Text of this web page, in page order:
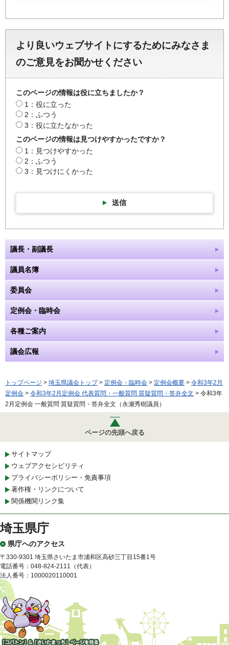
より良いウェブサイトにするためにみなさま
のご意見をお聞かせください
このページの情報は役に立ちましたか？
1：役に立った
2：ふつう
3：役に立たなかった
このページの情報は見つけやすかったですか？
1：見つけやすかった
2：ふつう
3：見つけにくかった
送信
議長・副議長
議員名簿
委員会
定例会・臨時会
各種ご案内
議会広報
トップページ > 埼玉県議会トップ> 定例会・臨時会 > 定例会概要 > 令和3年2月
定例会 > 令和3年2月定例会 代表質問・一般質問 質疑質問・答弁全文 > 令和3年
2月定例会 一般質問 質疑質問・答弁全文（永瀬秀樹議員）
ページの先頭へ戻る
サイトマップ
ウェブアクセシビリティ
プライバシーポリシー・免責事項
著作権・リンクについて
関係機関リンク集
埼玉県庁
県庁へのアクセス
〒330-9301 埼玉県さいたま市浦和区高砂三丁目15番1号
電話番号：048-824-2111（代表）
法人番号：1000020110001